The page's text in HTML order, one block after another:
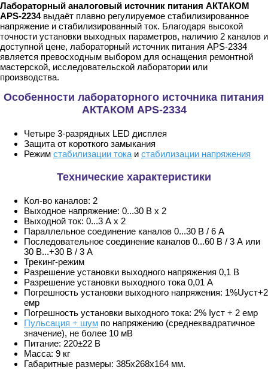
Лабораторный аналоговый источник питания АКТАКОМ
APS-2234выдаёт плавно регулируемое стабилизированное
напряжение и стабилизированный ток. Благодаря высокой
точности установки выходных параметров, наличию 2 каналов и
доступной цене, лабораторный источник питания APS-2334
является превосходным выбором для оснащения ремонтной
мастерской, исследовательской лаборатории или
производства.
Особенности лабораторного источника питания
АКТАКОМ APS-2334
Четыре 3-разрядных LED дисплея
Защита от короткого замыкания
Режим стабилизации тока и стабилизации напряжения
Технические характеристики
Кол-во каналов: 2
Выходное напряжение: 0...30 В х 2
Выходной ток: 0...3 А х 2
Параллельное соединение каналов 0...30 В / 6 А
Последовательное соединение каналов 0...60 В / 3 А или
30 В...+30 В / 3 А
Трекинг-режим
Разрешение установки выходного напряжения 0,1 В
Разрешение установки выходного тока 0,01 А
Погрешность установки выходного напряжения: 1%Uуст+2
eмр
Погрешность установки выходного тока: 2% Iуст + 2 емр
Пульсация + шум по напряжению (среднеквадратичное
значение), не более 10 мВ
Питание: 220±22 В
Масса: 9 кг
Габаритные размеры: 385х268х164 мм.